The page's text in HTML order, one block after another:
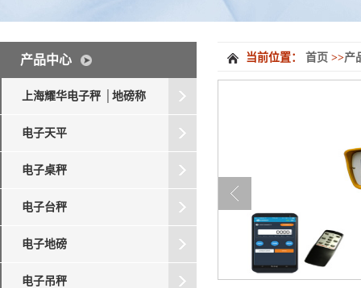
产品中心
上海耀华电子秤 │地磅称
电子天平
电子桌秤
电子台秤
电子地磅
电子吊秤
当前位置： 首页 >>产